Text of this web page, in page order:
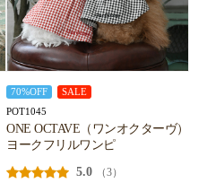
70%OFF SALE
POT1045
ONE OCTAVE（ワンオクターヴ）
ヨークフリルワンピ
5.0
（3）